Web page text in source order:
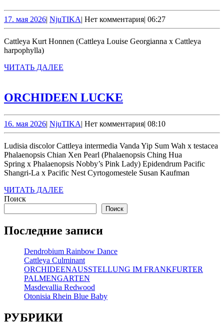
Honnen
17. мая 202617.
мая
2026
| NjuTIKANjuTIKA
| Нет комментария| 06:27
Cattleya Kurt Honnen (Cattleya Louise Georgianna x Cattleya
harpophylla)
ЧИТАТЬ ДАЛЕЕ
ORCHIDEEN LUCKE
16. мая 202616.
мая
2026
| NjuTIKANjuTIKA
| Нет комментария| 08:10
Ludisia discolor Cattleya intermedia Vanda Yip Sum Wah x testacea
Phalaenopsis Chian Xen Pearl (Phalaenopsis Ching Hua
Spring x Phalaenopsis Nobby’s Pink Lady) Epidendrum Pacific
Shangri-La x Pacific Nest Cyrtogomestele Susan Kaufman
ЧИТАТЬ ДАЛЕЕ
Поиск
Поиск
Последние записи
Dendrobium Rainbow Dance
Cattleya Culminant
ORCHIDEENAUSSTELLUNG IM FRANKFURTER
PALMENGARTEN
Masdevallia Redwood
Otonisia Rhein Blue Baby
РУБРИКИ